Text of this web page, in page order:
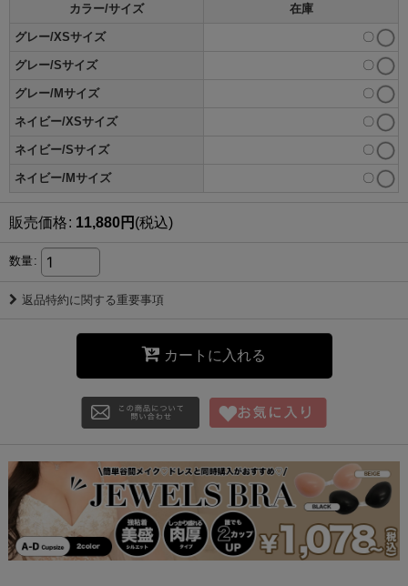
カラー/サイズ 在庫
グレー/XSサイズ 〇
グレー/Sサイズ 〇
グレー/Mサイズ 〇
ネイビー/XSサイズ 〇
ネイビー/Sサイズ 〇
ネイビー/Mサイズ 〇
販売価格: 11,880円 (税込)
数量:
返品特約に関する重要事項
カートに入れる